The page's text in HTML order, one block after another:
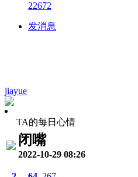
22672
发消息
jiayue
TA的每日心情
闭嘴
2022-10-29 08:26